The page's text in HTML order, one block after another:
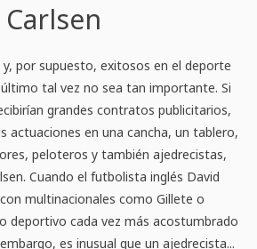
por supuesto, exitosos en el deporte
tal vez no sea tan importante. Si
grandes contratos publicitarios,
actuaciones en una cancha, un tablero,
peloteros y también ajedrecistas,
Cuando el futbolista inglés David
multinacionales como Gillete o
deportivo cada vez más acostumbrado
es inusual que un ajedrecista...